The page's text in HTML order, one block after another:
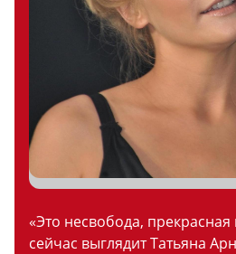
«Это несвобода, прекрасная
сейчас выглядит Татьяна